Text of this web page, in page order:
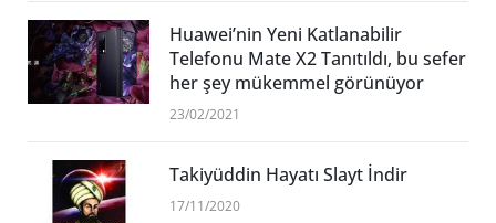
Huawei’nin Yeni Katlanabilir
Telefonu Mate X2 Tanıtıldı, bu sefer
her şey mükemmel görünüyor
23/02/2021
Takiyüddin Hayatı Slayt İndir
17/11/2020